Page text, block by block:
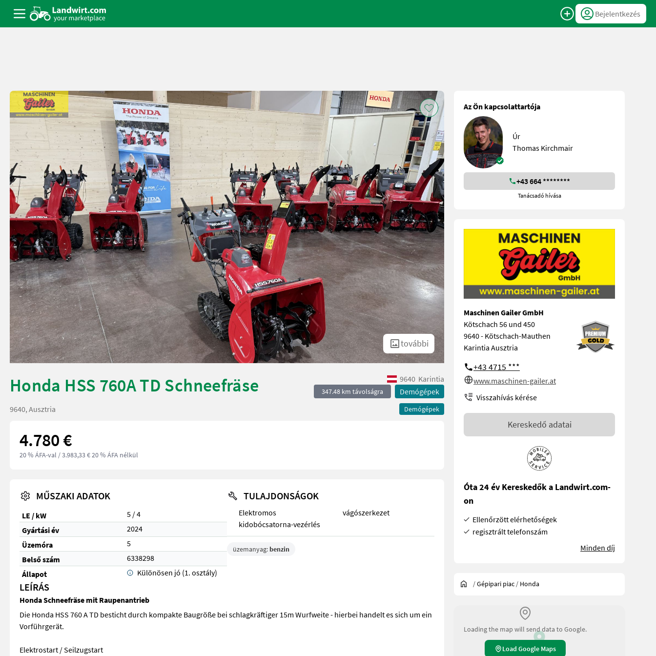
Bejelentkezés
további
Honda HSS 760A TD Schneefräse 9640 Karintia
347.48 km távolságra Demógépek
Demógépek
9640, Ausztria
4.780 €
20 % ÁFA-val / 3.983,33 € 20 % ÁFA nélkül
MŰSZAKI ADATOK
LE / kW
5 / 4
Gyártási év
2024
Üzemóra
5
Belső szám
6338298
Állapot
Különösen jó (1. osztály)
TULAJDONSÁGOK
Elektromos
kidobócsatorna-vezérlés
vágószerkezet
üzemanyag: benzin
LEÍRÁS
Honda Schneefräse mit Raupenantrieb
Die Honda HSS 760 A TD besticht durch kompakte Baugröße bei schlagkräftiger 15m Wurfweite - hierbei handelt es sich um ein
Vorführgerät.
Elektrostart / Seilzugstart
Az Ön kapcsolattartója
Úr
Thomas Kirchmair
+43 664 ********
Tanácsadó hívása
Maschinen Gailer GmbH
Kötschach 56 und 450
9640 - Kötschach-Mauthen
Karintia Ausztria
+43 4715 ***
www.maschinen-gailer.at
Visszahívás kérése
Kereskedő adatai
Óta 24 év Kereskedők a Landwirt.com-
on
Ellenőrzött elérhetőségek
regisztrált telefonszám
Minden díj
/Gépipari piac / Honda
Loading the map will send data to Google.
Load Google Maps